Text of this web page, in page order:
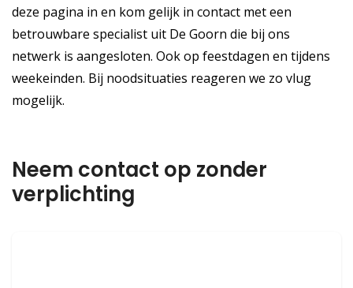
deze pagina in en kom gelijk in contact met een
betrouwbare specialist uit De Goorn die bij ons
netwerk is aangesloten. Ook op feestdagen en tijdens
weekeinden. Bij noodsituaties reageren we zo vlug
mogelijk.
Neem contact op zonder
verplichting